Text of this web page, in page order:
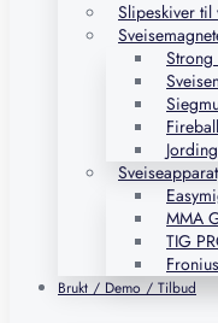
Slipeskiver til
Strong
Fireball
MMA
TIG
Fronius
Brukt / Demo / Tilbud